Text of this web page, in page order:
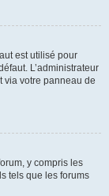
est utilisé pour
L’administrateur
via votre panneau de
y compris les
tels que les forums